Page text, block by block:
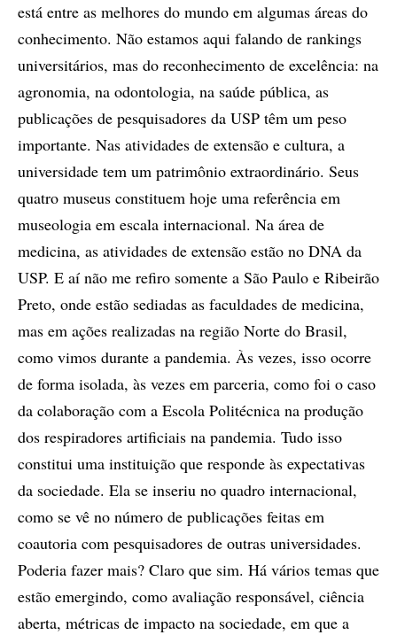
está entre as melhores do mundo em algumas áreas do
conhecimento. Não estamos aqui falando de rankings
universitários, mas do reconhecimento de excelência: na
agronomia, na odontologia, na saúde pública, as
publicações de pesquisadores da USP têm um peso
importante. Nas atividades de extensão e cultura, a
universidade tem um patrimônio extraordinário. Seus
quatro museus constituem hoje uma referência em
museologia em escala internacional. Na área de
medicina, as atividades de extensão estão no DNA da
USP. E aí não me refiro somente a São Paulo e Ribeirão
Preto, onde estão sediadas as faculdades de medicina,
mas em ações realizadas na região Norte do Brasil,
como vimos durante a pandemia. Às vezes, isso ocorre
de forma isolada, às vezes em parceria, como foi o caso
da colaboração com a Escola Politécnica na produção
dos respiradores artificiais na pandemia. Tudo isso
constitui uma instituição que responde às expectativas
da sociedade. Ela se inseriu no quadro internacional,
como se vê no número de publicações feitas em
coautoria com pesquisadores de outras universidades.
Poderia fazer mais? Claro que sim. Há vários temas que
estão emergindo, como avaliação responsável, ciência
aberta, métricas de impacto na sociedade, em que a